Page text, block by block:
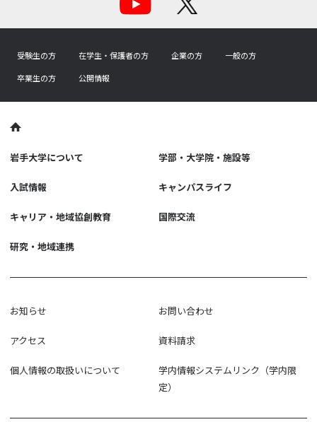
受験生の方 在学生・保護者の方 企業の方
一般の方
卒業生の方
公開情報
岩手大学について 学部・大学院・施設等
入試情報 キャンパスライフ
キャリア・地域協創教育 国際交流
研究・地域連携
お知らせ お問い合わせ
アクセス 資料請求
個人情報の取扱いについて
学内情報システムリンク（学内限
定）